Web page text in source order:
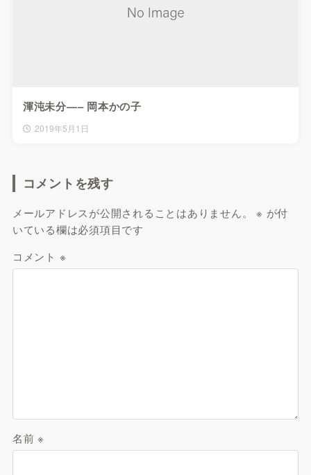
渾沌未分—– 岡本かの子
2019年5月1日
コメントを残す
メールアドレスが公開されることはありません。 ※ が付
いている欄は必須項目です
コメント ※
名前※